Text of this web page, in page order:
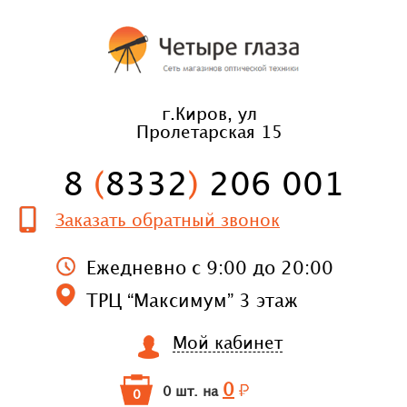
г.Киров, ул
Пролетарская 15
8 (8332 ) 206 001
Заказать обратный звонок
Ежедневно с 9:00 до 20:00
ТРЦ “Максимум” 3 этаж
Мой кабинет
0 0 шт. на 0